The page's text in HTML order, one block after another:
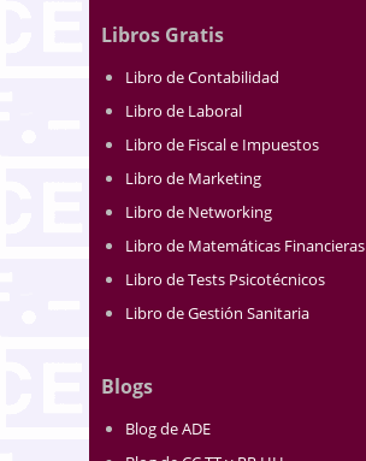
Libros Gratis
Libro de Contabilidad
Libro de Laboral
Libro de Fiscal e Impuestos
Libro de Marketing
Libro de Networking
Libro de Matemáticas Financieras
Libro de Tests Psicotécnicos
Libro de Gestión Sanitaria
Blogs
Blog de ADE